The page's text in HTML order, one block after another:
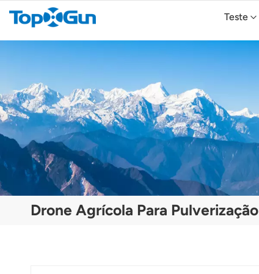
Teste
Drone Agrícola Para Pulverização